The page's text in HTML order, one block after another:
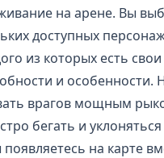
на арене. Вы
доступных
из которых есть свои
и особенности.
врагов мощным
бегать и уклоняться
на карте